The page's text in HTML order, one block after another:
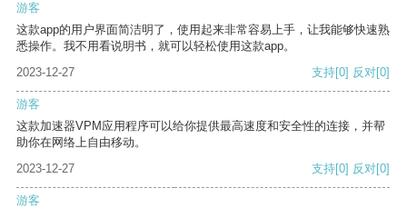
游客
这款app的用户界面简洁明了，使用起来非常容易上手，让我能够快速熟
悉操作。我不用看说明书，就可以轻松使用这款app。
2023-12-27
支持[0] 反对[0]
游客
这款加速器VPM应用程序可以给你提供最高速度和安全性的连接，并帮
助你在网络上自由移动。
2023-12-27
支持[0] 反对[0]
游客